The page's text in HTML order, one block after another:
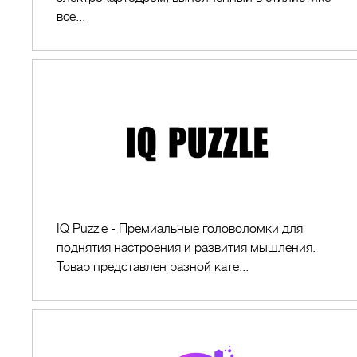
все...
PUZZLE
IQ Puzzle - Премиальные головоломки для
поднятия настроения и развития мышления.
Товар представлен разной кате...